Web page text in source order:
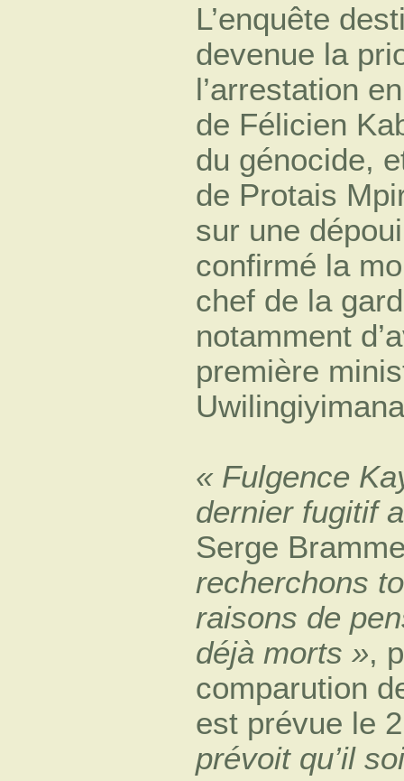
L’enquête
devenue la
l’arrestation
de Félicien
du génocide,
de Protais
sur une
confirmé la
chef de la
notamment
première
« Fulgence
dernier fugitif
Serge
recherchons
raisons de
déjà morts »,
comparution
est prévue le
prévoit qu’il